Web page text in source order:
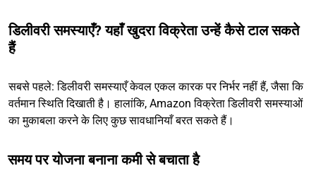
डिलीवरी समस्याएँ? यहाँ खुदरा विक्रेता उन्हें कैसे टाल सकते
हैं
सबसे पहले: डिलीवरी समस्याएँ केवल एकल कारक पर निर्भर नहीं हैं, जैसा कि
वर्तमान स्थिति दिखाती है। हालांकि, Amazon विक्रेता डिलीवरी समस्याओं
का मुकाबला करने के लिए कुछ सावधानियाँ बरत सकते हैं।
समय पर योजना बनाना कमी से बचाता है